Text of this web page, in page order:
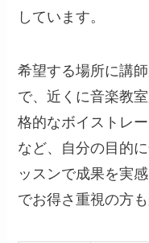
しています。
希望する場所に講
で、近くに音楽教
格的なボイストレ
など、自分の目的
ッスンで成果を実
でお得さ重視の方